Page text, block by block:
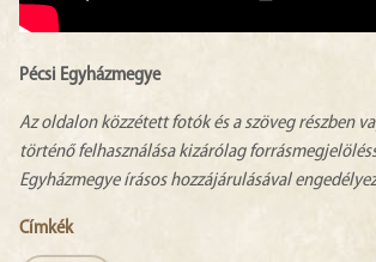
Pécsi Egyházmegye
Az oldalon közzétett fotók és a szöveg részben
történő felhasználása kizárólag
Egyházmegye írásos hozzájárulásával
Címkék